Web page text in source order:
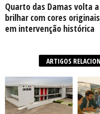
Quarto das Damas volta a
brilhar com cores originais
em intervenção histórica
ARTIGOS